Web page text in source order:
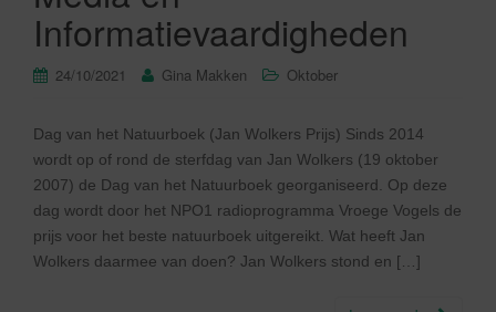
Informatievaardigheden
24/10/2021 Gina Makken Oktober
Dag van het Natuurboek (Jan Wolkers Prijs) Sinds 2014
wordt op of rond de sterfdag van Jan Wolkers (19 oktober
2007) de Dag van het Natuurboek georganiseerd. Op deze
dag wordt door het NPO1 radioprogramma Vroege Vogels de
prijs voor het beste natuurboek uitgereikt. Wat heeft Jan
Wolkers daarmee van doen? Jan Wolkers stond en […]